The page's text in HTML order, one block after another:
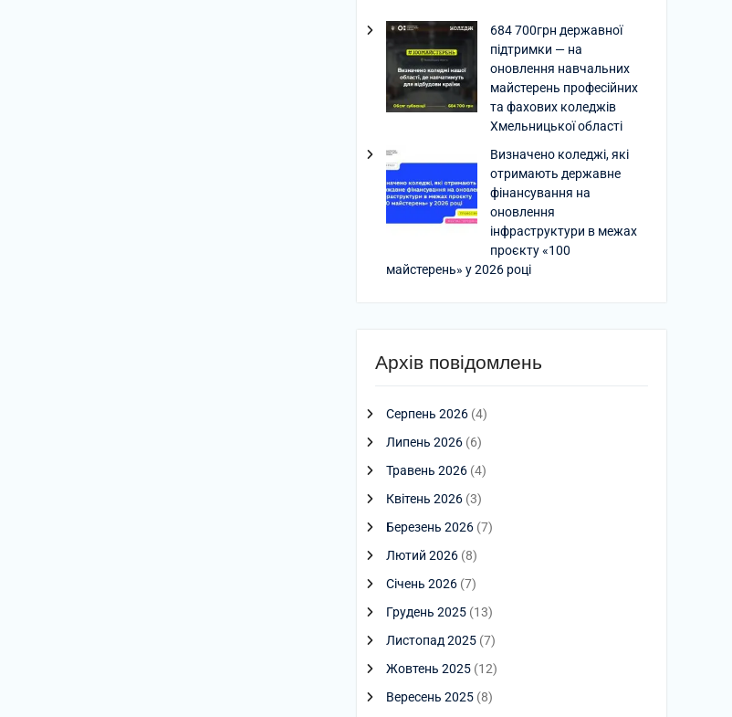
684 700грн державної
підтримки — на
оновлення навчальних
майстерень професійних
та фахових коледжів
Хмельницької області
Визначено коледжі, які
отримають державне
фінансування на
оновлення
інфраструктури в межах
проєкту «100
майстерень» у 2026 році
Архів повідомлень
Серпень 2026 (4)
Липень 2026 (6)
Травень 2026 (4)
Квітень 2026 (3)
Березень 2026 (7)
Лютий 2026 (8)
Січень 2026 (7)
Грудень 2025 (13)
Листопад 2025 (7)
Жовтень 2025 (12)
Вересень 2025 (8)